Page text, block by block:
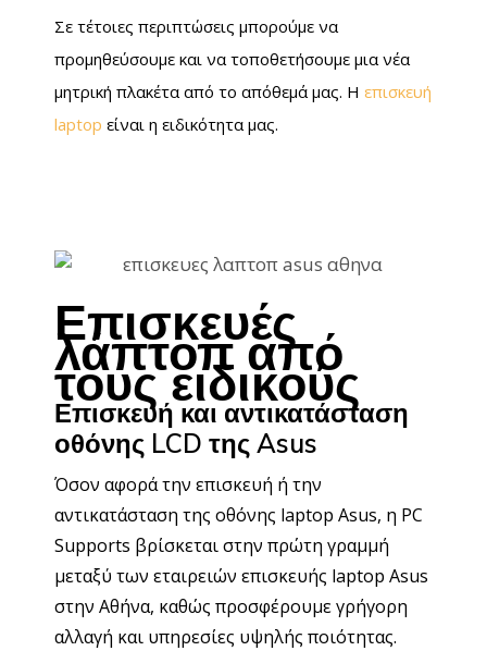
Σε τέτοιες περιπτώσεις μπορούμε να
προμηθεύσουμε και να τοποθετήσουμε μια νέα
μητρική πλακέτα από το απόθεμά μας. Η επισκευή
laptop είναι η ειδικότητα μας.
Επισκευές
λάπτοπ από
τους ειδικούς
Επισκευή και αντικατάσταση
οθόνης LCD της Asus
Όσον αφορά την επισκευή ή την
αντικατάσταση της οθόνης laptop Asus, η PC
Supports βρίσκεται στην πρώτη γραμμή
μεταξύ των εταιρειών επισκευής laptop Asus
στην Αθήνα, καθώς προσφέρουμε γρήγορη
αλλαγή και υπηρεσίες υψηλής ποιότητας.